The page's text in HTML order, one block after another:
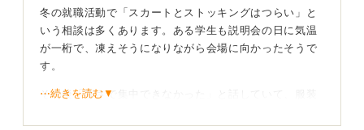
冬の就職活動で「スカートとストッキングはつらい」と
いう相談は多くあります。ある学生も説明会の日に気温
が一桁で、凍えそうになりながら会場に向かったそうで
す。
その後「寒さで集中できなかった」と話していて、服装
⋯続きを読む▼